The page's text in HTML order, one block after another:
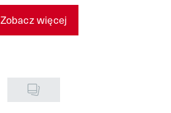
Zobacz więcej